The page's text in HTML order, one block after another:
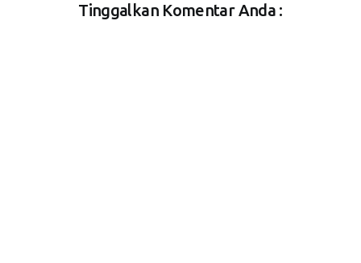
Tinggalkan Komentar Anda :